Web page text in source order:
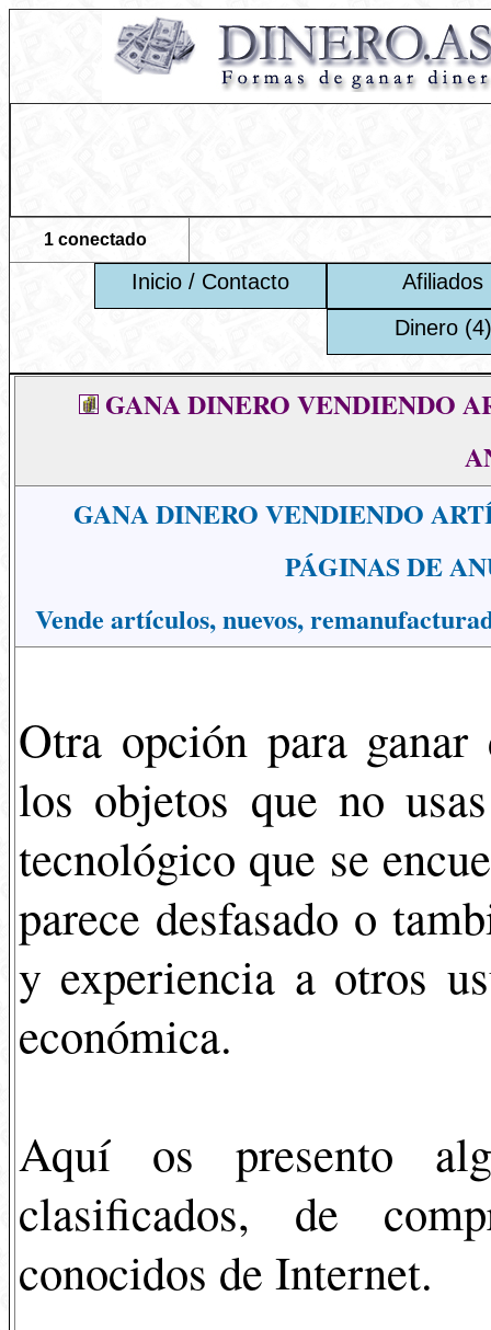
1 conectado
Inicio / Contacto
Afiliados
Dinero (4)
GANA DINERO VENDIENDO
GANA DINERO VENDIENDO
PÁGINAS DE
Vende artículos, nuevos,
Otra opción para
los objetos que no
tecnológico que se
parece desfasado o
y experiencia a otros
económica.
Aquí os presento
clasificados, de
conocidos de Internet.